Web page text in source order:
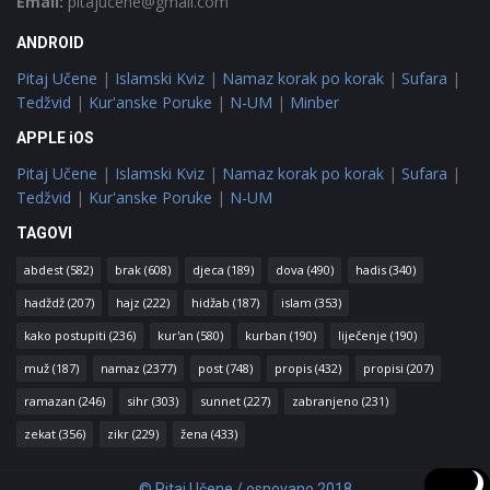
ANDROID
Pitaj Učene | Islamski Kviz | Namaz korak po korak | Sufara |
Tedžvid | Kur'anske Poruke | N-UM | Minber
APPLE iOS
Pitaj Učene | Islamski Kviz | Namaz korak po korak | Sufara |
Tedžvid | Kur'anske Poruke | N-UM
TAGOVI
abdest (582) brak (608) djeca (189) dova (490) hadis (340)
hadždž (207) hajz (222) hidžab (187) islam (353)
kako postupiti (236) kur'an (580) kurban (190) liječenje (190)
muž (187) namaz (2377) post (748) propis (432) propisi (207)
ramazan (246) sihr (303) sunnet (227) zabranjeno (231)
zekat (356) zikr (229) žena (433)